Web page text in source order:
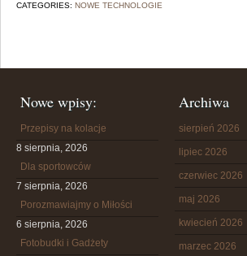
CATEGORIES: NOWE TECHNOLOGIE
Nowe wpisy:
Przepisy na kolacje
8 sierpnia, 2026
Dla sportowców
7 sierpnia, 2026
Porozmawiajmy o Miłości
6 sierpnia, 2026
Fotobudki i Gadżety
Archiwa
sierpień 2026
lipiec 2026
czerwiec 2026
maj 2026
kwiecień 2026
marzec 2026